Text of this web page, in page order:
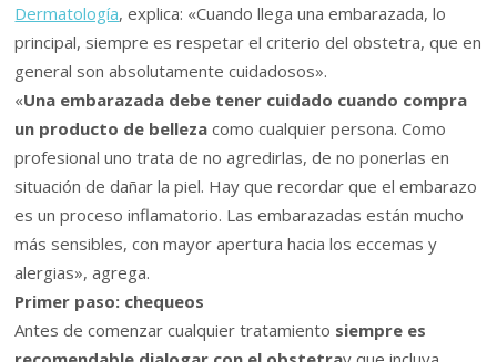
Dermatología, explica: «Cuando llega una embarazada, lo
principal, siempre es respetar el criterio del obstetra, que en
general son absolutamente cuidadosos».
«Una embarazada debe tener cuidado cuando compra
un producto de belleza como cualquier persona. Como
profesional uno trata de no agredirlas, de no ponerlas en
situación de dañar la piel. Hay que recordar que el embarazo
es un proceso inflamatorio. Las embarazadas están mucho
más sensibles, con mayor apertura hacia los eccemas y
alergias», agrega.
Primer paso: chequeos
Antes de comenzar cualquier tratamiento siempre es